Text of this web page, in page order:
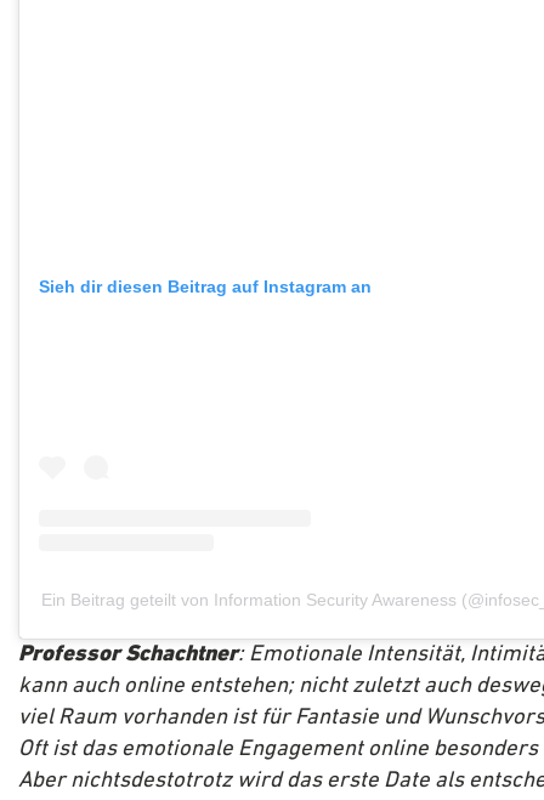
Sieh dir diesen Beitrag auf Instagram an
Ein Beitrag geteilt von Information Security Awareness
Professor Schachtner: Emotionale Intensität,
kann auch online entstehen; nicht zuletzt auch
viel Raum vorhanden ist für Fantasie und
Oft ist das emotionale Engagement online besonders
Aber nichtsdestotrotz wird das erste Date als